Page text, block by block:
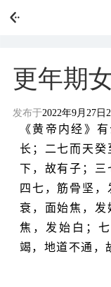
更年期
发布于2022年9月27日
《黄帝内经》
长；二七而天癸
下 ，故有子；三
四七，筋骨坚
衰，面始焦，
焦，发始白；七
竭，地道不通，